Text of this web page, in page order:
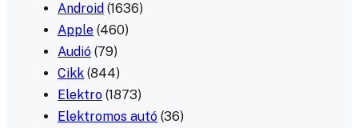
Android (1636)
Apple (460)
Audió (79)
Cikk (844)
Elektro (1873)
Elektromos autó (36)